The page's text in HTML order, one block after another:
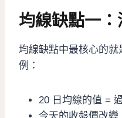
均線缺點一：
均線缺點中最核心的
例：
20 日均線的值 =